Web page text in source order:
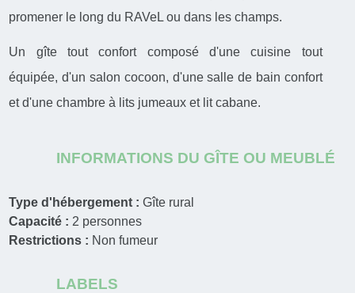
promener le long du RAVeL ou dans les champs.
Un gîte tout confort composé d'une cuisine tout
équipée, d'un salon cocoon, d'une salle de bain confort
et d'une chambre à lits jumeaux et lit cabane.
INFORMATIONS DU GÎTE OU MEUBLÉ
Type d'hébergement :Gîte rural
Capacité : 2 personnes
Restrictions : Non fumeur
LABELS